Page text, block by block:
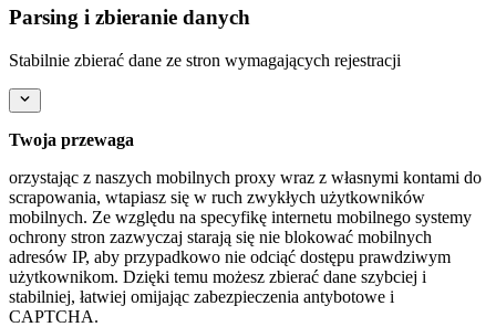
Parsing i zbieranie danych
Stabilnie zbierać dane ze stron wymagających rejestracji
Twoja przewaga
orzystając z naszych mobilnych proxy wraz z własnymi kontami do
scrapowania, wtapiasz się w ruch zwykłych użytkowników
mobilnych. Ze względu na specyfikę internetu mobilnego systemy
ochrony stron zazwyczaj starają się nie blokować mobilnych
adresów IP, aby przypadkowo nie odciąć dostępu prawdziwym
użytkownikom. Dzięki temu możesz zbierać dane szybciej i
stabilniej, łatwiej omijając zabezpieczenia antybotowe i
CAPTCHA.